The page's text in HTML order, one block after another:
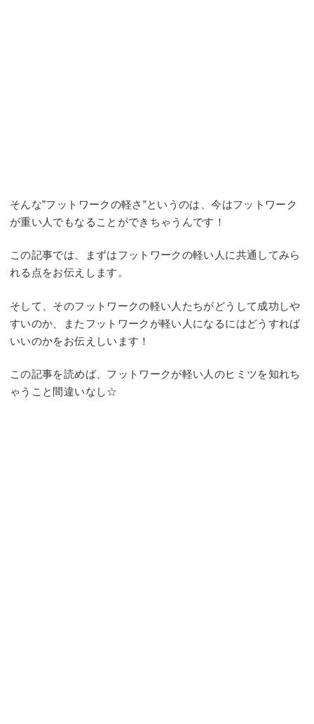
そんな”フットワークの軽さ”というのは、今はフットワーク
が重い人でもなることができちゃうんです！
この記事では、まずはフットワークの軽い人に共通してみら
れる点をお伝えします。
そして、そのフットワークの軽い人たちがどうして成功しや
すいのか、またフットワークが軽い人になるにはどうすれば
いいのかをお伝えしいます！
この記事を読めば、フットワークが軽い人のヒミツを知れち
ゃうこと間違いなし☆